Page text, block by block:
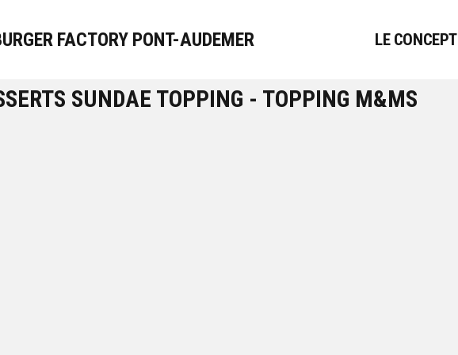
FACTORY PONT-AUDEMER LE CONCEPT
SUNDAE TOPPING - TOPPING M&MS